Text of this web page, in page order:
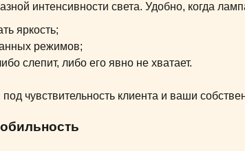
интенсивности света. Удобно, когда
яркость;
режимов;
слепит, либо его явно не хватает.
под чувствительность клиента и ваши